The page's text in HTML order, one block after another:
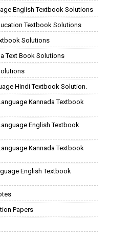
English Textbook Solutions
Textbook Solutions
Solutions
Text Book Solutions
Hindi Textbook Solution.
Kannada Textbook
English Textbook
Kannada Textbook
English Textbook
Papers